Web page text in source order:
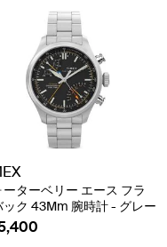
ーターベリー エース フラ
ック 43Mm 腕時計 - グレー